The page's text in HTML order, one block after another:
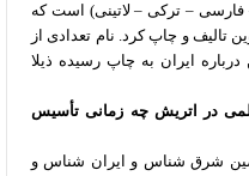
– ترکی – لاتینی) است که
در سال های ۱۶۸۰ تا ۱۶۸۷ در وین تالیف و چاپ کرد. نام تعدادی از
به بعد در وین درباره ایران به چاپ رسیده ذیلا
در اتریش چه زمانی تأسیس
شرق شناس و ایران شناس و